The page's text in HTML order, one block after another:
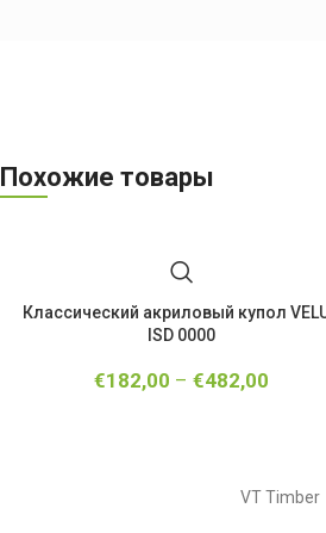
Похожие товары
Классический акриловый купол
ISD 0000
€182,00 –€482,00
VT Timber